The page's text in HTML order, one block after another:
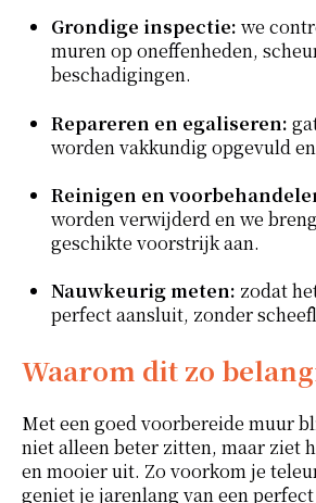
Grondige inspectie: we
muren op oneffenheden,
beschadigingen.
Repareren en egaliseren:
worden vakkundig opgevuld
Reinigen en
worden verwijderd en we
geschikte voorstrijk aan.
Nauwkeurig meten: zodat
perfect aansluit, zonder
Waarom dit zo
Met een goed voorbereide muur
niet alleen beter zitten, maar ziet
en mooier uit. Zo voorkom je
geniet je jarenlang van een